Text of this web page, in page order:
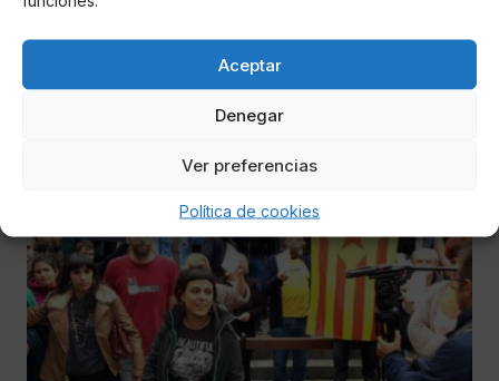
Aceptar
Denegar
Ver preferencias
Política de cookies
actuación policial en el referéndum del 1-0
Puigdemont y Rajoy presionados: La ultra derecha califica a
Rajoy de traidor, mientras la ANC y la CUP, exigen a